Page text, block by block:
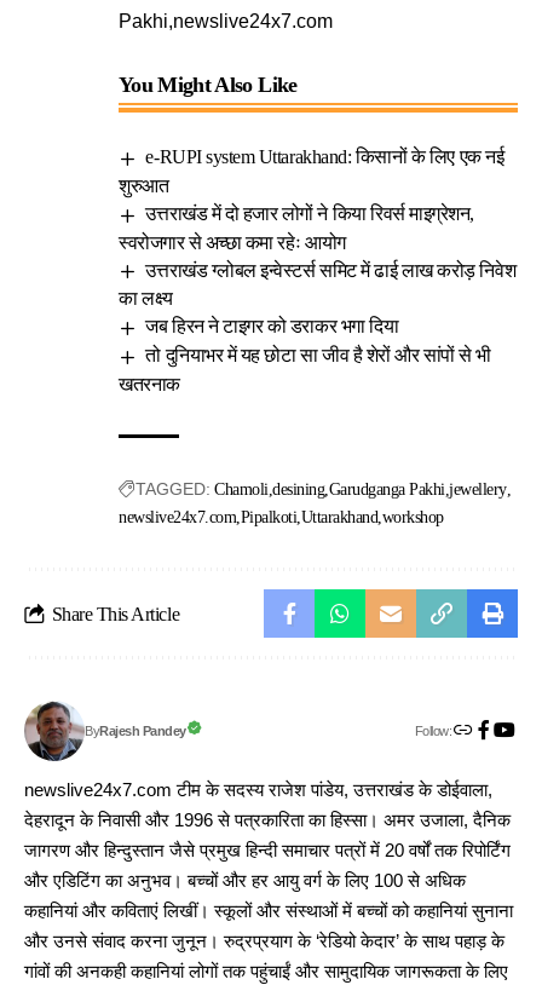
Pakhi,newslive24x7.com
You Might Also Like
e-RUPI system Uttarakhand: किसानों के लिए एक नई
शुरुआत
उत्तराखंड में दो हजार लोगों ने किया रिवर्स माइग्रेशन,
स्वरोजगार से अच्छा कमा रहेः आयोग
उत्तराखंड ग्लोबल इन्वेस्टर्स समिट में ढाई लाख करोड़ निवेश
का लक्ष्य
जब हिरन ने टाइगर को डराकर भगा दिया
तो दुनियाभर में यह छोटा सा जीव है शेरों और सांपों से भी
खतरनाक
TAGGED: Chamoli desining Garudganga Pakhi jewellery
newslive24x7.com Pipalkoti Uttarakhand workshop
Share This Article
ByRajesh Pandey Follow:
newslive24x7.com टीम के सदस्य राजेश पांडेय, उत्तराखंड के डोईवाला,
देहरादून के निवासी और 1996 से पत्रकारिता का हिस्सा। अमर उजाला, दैनिक
जागरण और हिन्दुस्तान जैसे प्रमुख हिन्दी समाचार पत्रों में 20 वर्षों तक रिपोर्टिंग
और एडिटिंग का अनुभव। बच्चों और हर आयु वर्ग के लिए 100 से अधिक
कहानियां और कविताएं लिखीं। स्कूलों और संस्थाओं में बच्चों को कहानियां सुनाना
और उनसे संवाद करना जुनून। रुद्रप्रयाग के ‘रेडियो केदार’ के साथ पहाड़ के
गांवों की अनकही कहानियां लोगों तक पहुंचाईं और सामुदायिक जागरूकता के लिए